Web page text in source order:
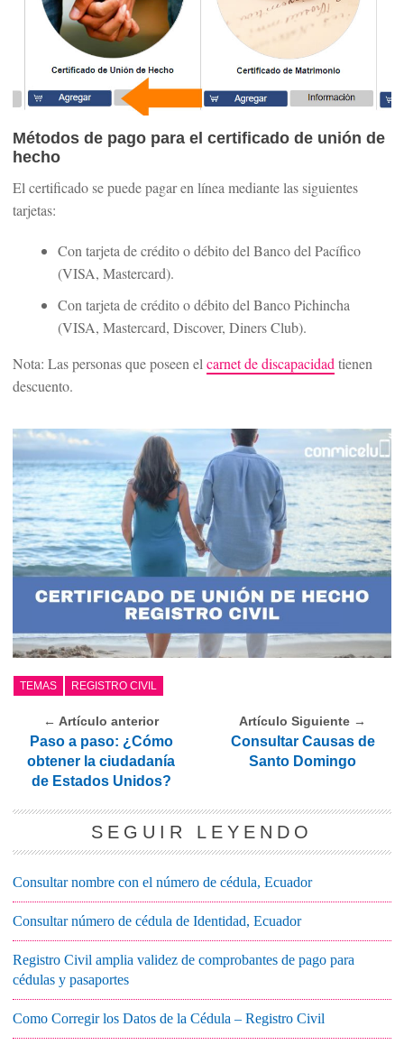
Métodos de pago para el certificado de unión de
hecho
El certificado se puede pagar en línea mediante las siguientes
tarjetas:
Con tarjeta de crédito o débito del Banco del Pacífico
(VISA, Mastercard).
Con tarjeta de crédito o débito del Banco Pichincha
(VISA, Mastercard, Discover, Diners Club).
Nota: Las personas que poseen el carnet de discapacidad tienen
descuento.
TEMAS REGISTRO CIVIL
← Artículo anterior
Paso a paso: ¿Cómo
obtener la ciudadanía
de Estados Unidos?
Artículo Siguiente →
Consultar Causas de
Santo Domingo
SEGUIR LEYENDO
Consultar nombre con el número de cédula, Ecuador
Consultar número de cédula de Identidad, Ecuador
Registro Civil amplia validez de comprobantes de pago para
cédulas y pasaportes
Como Corregir los Datos de la Cédula – Registro Civil